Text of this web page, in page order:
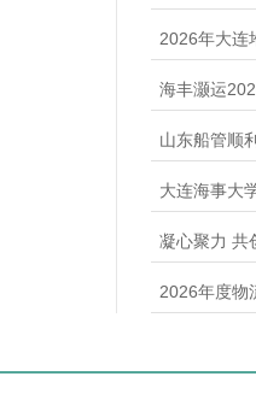
2026年大连
海丰灏运
山东船管顺
大连海事大
凝心聚力 共
2026年度物